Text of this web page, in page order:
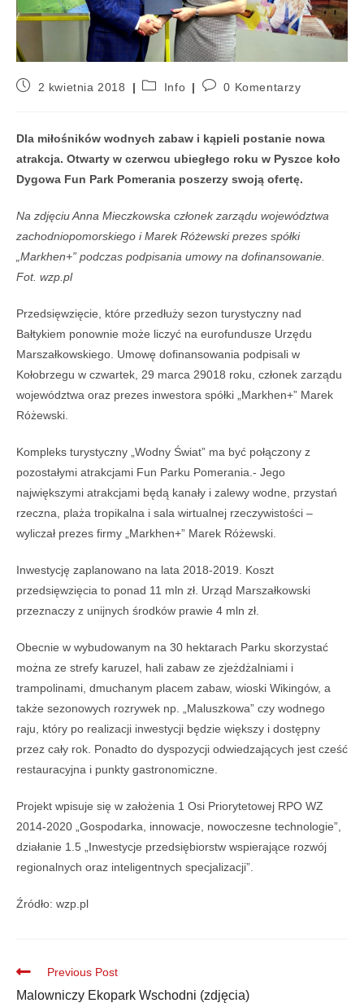
2 kwietnia 2018 Info 0 Komentarzy
Dla miłośników wodnych zabaw i kąpieli postanie nowa
atrakcja. Otwarty w czerwcu ubiegłego roku w Pyszce koło
Dygowa Fun Park Pomerania poszerzy swoją ofertę.
Na zdjęciu Anna Mieczkowska członek zarządu województwa
zachodniopomorskiego i Marek Różewski prezes spółki
„Markhen+” podczas podpisania umowy na dofinansowanie.
Fot. wzp.pl
Przedsięwzięcie, które przedłuży sezon turystyczny nad
Bałtykiem ponownie może liczyć na eurofundusze Urzędu
Marszałkowskiego. Umowę dofinansowania podpisali w
Kołobrzegu w czwartek, 29 marca 29018 roku, członek zarządu
województwa oraz prezes inwestora spółki „Markhen+” Marek
Różewski.
Kompleks turystyczny „Wodny Świat” ma być połączony z
pozostałymi atrakcjami Fun Parku Pomerania.- Jego
największymi atrakcjami będą kanały i zalewy wodne, przystań
rzeczna, plaża tropikalna i sala wirtualnej rzeczywistości –
wyliczał prezes firmy „Markhen+” Marek Różewski.
Inwestycję zaplanowano na lata 2018-2019. Koszt
przedsięwzięcia to ponad 11 mln zł. Urząd Marszałkowski
przeznaczy z unijnych środków prawie 4 mln zł.
Obecnie w wybudowanym na 30 hektarach Parku skorzystać
można ze strefy karuzel, hali zabaw ze zjeżdżalniami i
trampolinami, dmuchanym placem zabaw, wioski Wikingów, a
także sezonowych rozrywek np. „Maluszkowa” czy wodnego
raju, który po realizacji inwestycji będzie większy i dostępny
przez cały rok. Ponadto do dyspozycji odwiedzających jest cześć
restauracyjna i punkty gastronomiczne.
Projekt wpisuje się w założenia 1 Osi Priorytetowej RPO WZ
2014-2020 „Gospodarka, innowacje, nowoczesne technologie”,
działanie 1.5 „Inwestycje przedsiębiorstw wspierające rozwój
regionalnych oraz inteligentnych specjalizacji”.
Źródło: wzp.pl
Previous Post
Malowniczy Ekopark Wschodni (zdjęcia)